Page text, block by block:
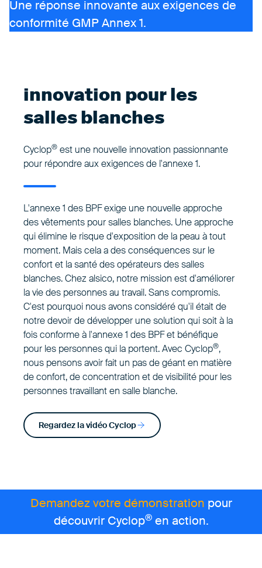
Une réponse innovante aux exigences de
conformité GMP Annex 1.
innovation pour les
salles blanches
Cyclop® est une nouvelle innovation passionnante
pour répondre aux exigences de l'annexe 1.
L'annexe 1 des BPF exige une nouvelle approche
des vêtements pour salles blanches. Une approche
qui élimine le risque d'exposition de la peau à tout
moment. Mais cela a des conséquences sur le
confort et la santé des opérateurs des salles
blanches. Chez alsico, notre mission est d'améliorer
la vie des personnes au travail. Sans compromis.
C'est pourquoi nous avons considéré qu'il était de
notre devoir de développer une solution qui soit à la
fois conforme à l'annexe 1 des BPF et bénéfique
pour les personnes qui la portent. Avec Cyclop®,
nous pensons avoir fait un pas de géant en matière
de confort, de concentration et de visibilité pour les
personnes travaillant en salle blanche.
Regardez la vidéo Cyclop
Demandez votre démonstration pour
découvrir Cyclop®en action.